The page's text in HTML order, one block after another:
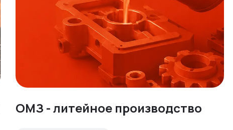
ОМЗ - литейное производство